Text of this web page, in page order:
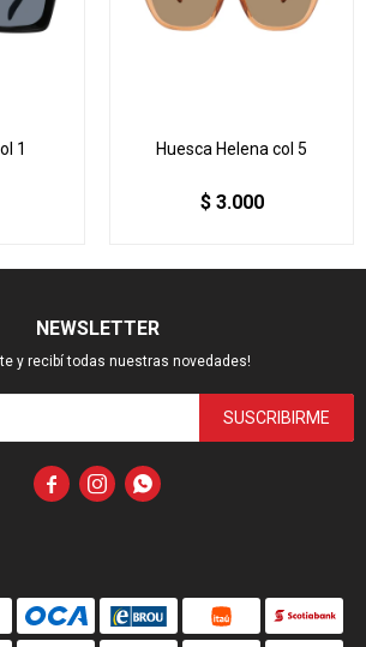
1 Huesca Helena col 5
$ 3.000
NEWSLETTER
y recibí todas nuestras novedades!
SUSCRIBIRME
  